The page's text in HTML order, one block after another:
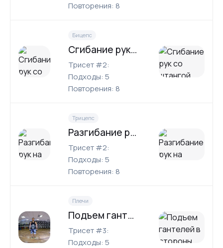
Повторения: 8
Бицепс
Сгибание рук со штангой
Трисет #2:
Подходы: 5
Повторения: 8
Трицепс
Разгибание рук на верхнем блоке
Трисет #2:
Подходы: 5
Повторения: 8
Плечи
Подъем гантелей в стороны
Трисет #3:
Подходы: 5